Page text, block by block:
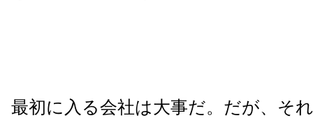
最初に入る会社は大事だ。だが、そ